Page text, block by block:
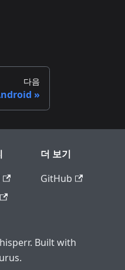
다음
더 보기
GitHub
Built with